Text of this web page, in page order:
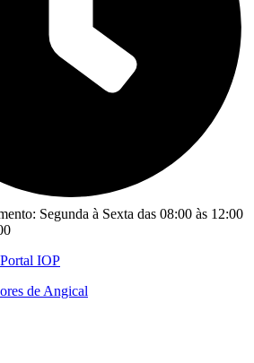
Segunda à Sexta das 08:00 às 12:00
de Angical